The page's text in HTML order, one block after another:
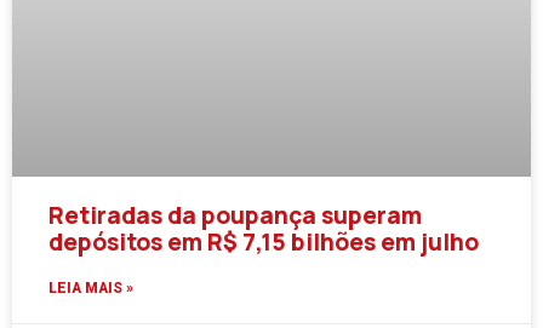
Retiradas da poupança superam
depósitos em R$ 7,15 bilhões em julho
LEIA MAIS »